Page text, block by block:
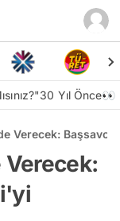
30 Yıl Önce👀
Verecek:
Verecek: